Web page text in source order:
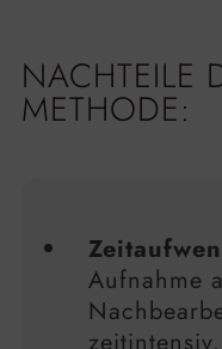
NACHTEILE
METHODE:
Aufnahme